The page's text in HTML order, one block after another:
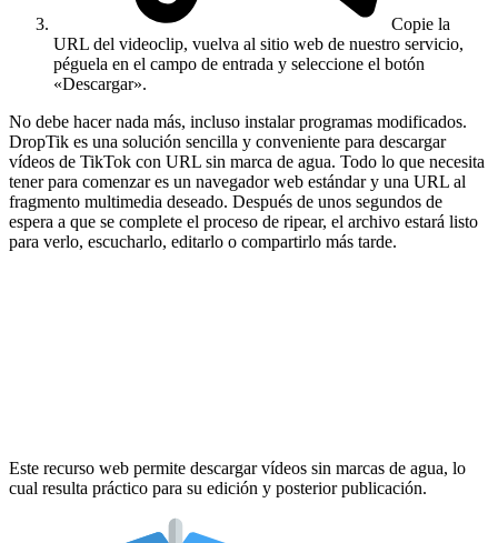
Copie la
URL del videoclip, vuelva al sitio web de nuestro servicio,
péguela en el campo de entrada y seleccione el botón
«Descargar».
No debe hacer nada más, incluso instalar programas modificados.
DropTik es una solución sencilla y conveniente para descargar
vídeos de TikTok con URL sin marca de agua. Todo lo que necesita
tener para comenzar es un navegador web estándar y una URL al
fragmento multimedia deseado. Después de unos segundos de
espera a que se complete el proceso de ripear, el archivo estará listo
para verlo, escucharlo, editarlo o compartirlo más tarde.
Este recurso web permite descargar vídeos sin marcas de agua, lo
cual resulta práctico para su edición y posterior publicación.